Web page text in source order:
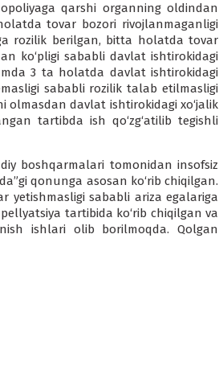
qarshi organning oldindan
tovar bo­zori rivojlanmaganligi
rozilik berilgan, bitta holatda tovar
ko‘pligi sababli davlat ishtirokidagi
3 ta holatda davlat ishtiro­kidagi
sababli rozilik talab etilmas­ligi
davlat ishtirokidagi xo‘jalik
tartibda ish qo‘zg‘atilib tegishli
boshqarmalari tomonidan insofsiz
qonunga asosan ko‘rib chiqilgan.
yetishmasligi sababli ariza egalariga
tartibida ko‘rib chiqilgan va
ishlari olib borilmoqda. Qolgan